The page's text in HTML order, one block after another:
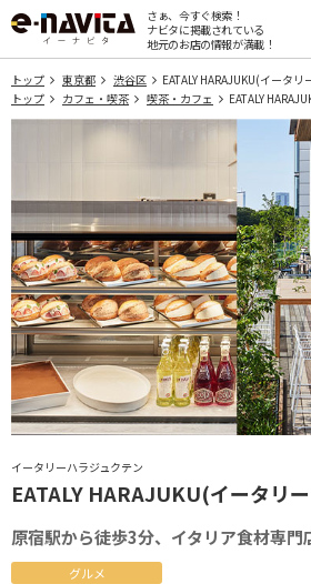
さぁ、今すぐ検索！
ナビタに掲載されている
地元のお店の情報が満載！
トップ 東京都 渋谷区
EATALY HARAJUKU(イータリ
トップ
カフェ・喫茶 喫茶・カフェ EATALY
イータリーハラジュクテン
EATALY HARAJUKU(イータリ
原宿駅から徒歩3分、イタリア食材専門
グルメ